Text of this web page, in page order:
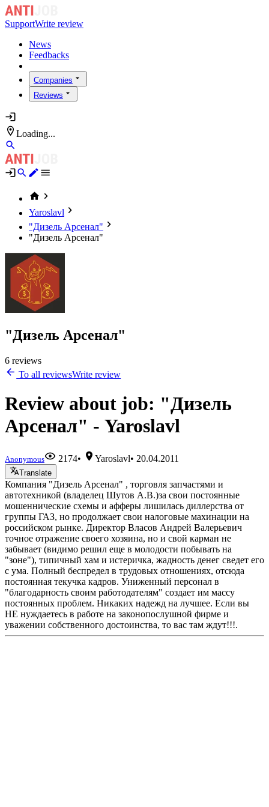
SupportWrite review
News
Feedbacks
Companies
Reviews
Loading...
Yaroslavl
"Дизель Арсенал"
"Дизель Арсенал"
"Дизель Арсенал"
6 reviews
To all reviewsWrite review
Review about job: "Дизель
Арсенал" - Yaroslavl
Anonymous 2174• Yaroslavl• 20.04.2011
Translate
Компания "Дизель Арсенал" , торговля запчастями и
автотехникой (владелец Шутов А.В.)за свои постоянные
мошеннические схемы и афферы лишилась диллерства от
группы ГАЗ, но продолжает свои налоговые махинации на
российском рынке. Директор Власов Андрей Валерьевич
точное отражение своего хозяина, но и свой карман не
забывает (видимо решил еще в молодости побывать на
"зоне"), типичный хам и истеричка, жадность денег сведет его
с ума. Полный беспредел в трудовых отношениях, отсюда
постоянная текучка кадров. Униженный персонал в
"благодарность своим работодателям" создает им массу
постоянных проблем. Никаких надежд на лучшее. Если вы
НЕ нуждаетесь в работе на законопослушной фирме и
уважении собственного достоинства, то вас там ждут!!!.